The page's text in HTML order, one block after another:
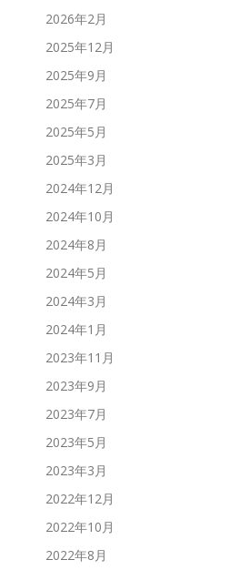
2026年2月
2025年12月
2025年9月
2025年7月
2025年5月
2025年3月
2024年12月
2024年10月
2024年8月
2024年5月
2024年3月
2024年1月
2023年11月
2023年9月
2023年7月
2023年5月
2023年3月
2022年12月
2022年10月
2022年8月